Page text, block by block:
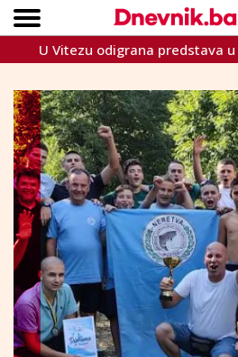
VIJESTI
SPORT
INTERVIEW
TEME
CRNA
LIFESTYLE
Copyright ©
Vitezu odigrana predstava u